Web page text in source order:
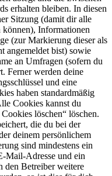
erhalten bleiben. In diesen
Sitzung (damit dir alle
können), Informationen
(zur Markierung dieser als
angemeldet bist) sowie
an Umfragen (sofern du
Ferner werden deine
und eine
haben standardmäßig
Cookies kannst du
löschen“ löschen.
die du bei der
deinem persönlichem
sind mindestens ein
Mail-Adresse und ein
den Betreiber weitere